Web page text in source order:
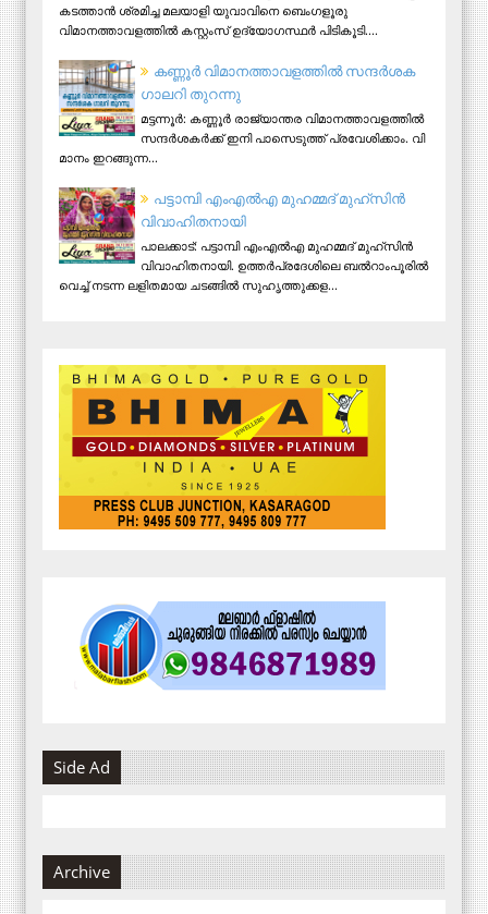
കടത്താൻ ശ്രമിച്ച മലയാളി യുവാവിനെ ബെംഗളൂരു
വിമാനത്താവളത്തിൽ കസ്റ്റംസ് ഉദ്യോഗസ്ഥർ പിടികൂടി....
ക​ണ്ണൂ​ർ വി​മാ​ന​ത്താ​വ​ള​ത്തി​ൽ സ​ന്ദ​ർ​ശ​ക
ഗാ​ല​റി തു​റ​ന്നു
മ​ട്ട​ന്നൂ​ർ: ക​ണ്ണൂ​ർ രാ​ജ്യാ​ന്ത​ര വി​മാ​ന​ത്താ​വ​ള​ത്തി​ൽ
സ​ന്ദ​ർ​ശ​ക​ർ​ക്ക് ഇ​നി പാ​സെ​ടു​ത്ത് പ്ര​വേ​ശി​ക്കാം. വി​
മാ​നം ഇ​റ​ങ്ങു​ന്ന...
പട്ടാമ്പി എംഎല്‍എ മുഹമ്മദ് മുഹ്‌സിന്‍
വിവാഹിതനായി
പാലക്കാട്: പട്ടാമ്പി എംഎല്‍എ മുഹമ്മദ് മുഹ്‌സിന്‍
വിവാഹിതനായി. ഉത്തര്‍പ്രദേശിലെ ബല്‍റാംപൂരില്‍
വെച്ച് നടന്ന ലളിതമായ ചടങ്ങില്‍ സുഹൃത്തുക്കള...
Side Ad
Archive